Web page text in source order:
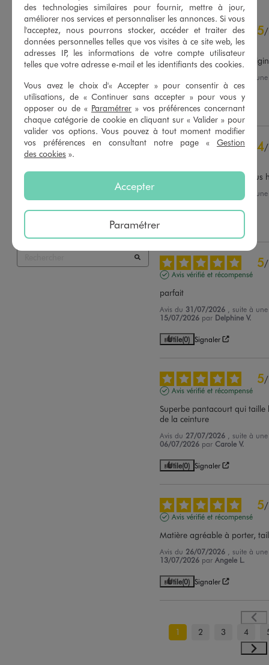
4.6/5
Basé sur51
avis soumis à un
contrôle
Voir tous les avis sur ce site
5étoiles
35
4étoiles
13
3étoiles
2étoiles
0
0
Trier les avis
5/
Avis vérifié et récompensé
La ceinture apporte de
, suite à
22/07/2026 parChristelle M.
Utile(0) Signaler
4/
Confortable fait un peu plus
, suite à
18/07/2026 parEmilie R.
5/
Avis vérifié et récompensé
parfait
Avis du 31/07/2026
, suite à
15/07/2026 par Delphine V.
Utile(0) Signaler
5/
Avis vérifié et récompensé
Superbe pantacourt qui taille
de la ceinture
Avis du 27/07/2026
, suite à
06/07/2026 parCarole V.
Utile(0) Signaler
5/
Avis vérifié et récompensé
Matière agréable à porter,
Avis du 26/07/2026
, suite à
13/07/2026 parAngele L.
Utile(0) Signaler
1 2 3 4
des technologies similaires pour fournir, mettre à jour,
améliorer nos services et personnaliser les annonces. Si vous
l'acceptez, nous pourrons stocker, accéder et traiter des
données personnelles telles que vos visites à ce site web, les
adresses IP, les informations de votre compte utilisateur
telles que votre adresse e-mail et les identifiants des cookies.
Vous avez le choix d'« Accepter » pour consentir à ces
utilisations, de « Continuer sans accepter » pour vous y
opposer ou de « Paramétrer » vos préférences concernant
chaque catégorie de cookie en cliquant sur « Valider » pour
valider vos options. Vous pouvez à tout moment modifier
vos préférences en consultant notre page « Gestion
des cookies ».
Accepter
Paramétrer